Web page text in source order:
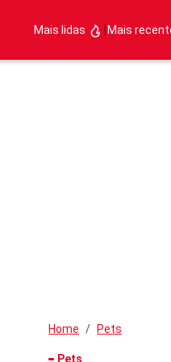
Mais lidas |Mais
Home Pets
Pets